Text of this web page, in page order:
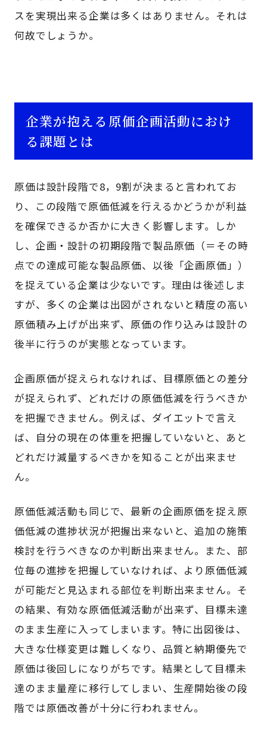
スを実現出来る企業は多くはありません。それは
何故でしょうか。
企業が抱える原価企画活動におけ
る課題とは
原価は設計段階で8，9割が決まると言われてお
り、この段階で原価低減を行えるかどうかが利益
を確保できるか否かに大きく影響します。しか
し、企画・設計の初期段階で製品原価（＝その時
点での達成可能な製品原価、以後「企画原価」）
を捉えている企業は少ないです。理由は後述しま
すが、多くの企業は出図がされないと精度の高い
原価積み上げが出来ず、原価の作り込みは設計の
後半に行うのが実態となっています。
企画原価が捉えられなければ、目標原価との差分
が捉えられず、どれだけの原価低減を行うべきか
を把握できません。例えば、ダイエットで言え
ば、自分の現在の体重を把握していないと、あと
どれだけ減量するべきかを知ることが出来ませ
ん。
原価低減活動も同じで、最新の企画原価を捉え原
価低減の進捗状況が把握出来ないと、追加の施策
検討を行うべきなのか判断出来ません。また、部
位毎の進捗を把握していなければ、より原価低減
が可能だと見込まれる部位を判断出来ません。そ
の結果、有効な原価低減活動が出来ず、目標未達
のまま生産に入ってしまいます。特に出図後は、
大きな仕様変更は難しくなり、品質と納期優先で
原価は後回しになりがちです。結果として目標未
達のまま量産に移行してしまい、生産開始後の段
階では原価改善が十分に行われません。